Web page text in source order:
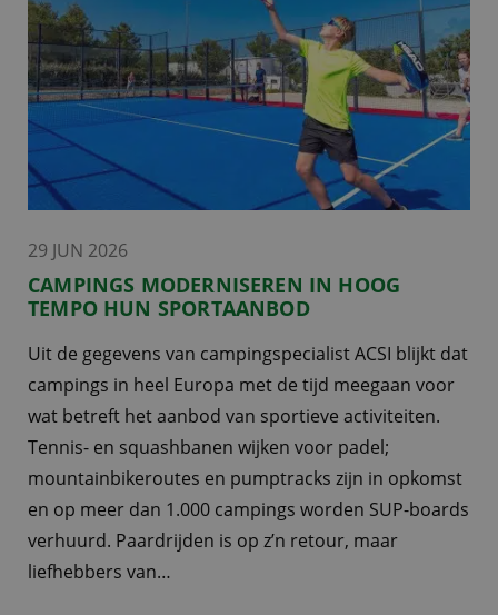
29 JUN 2026
CAMPINGS MODERNISEREN IN HOOG
TEMPO HUN SPORTAANBOD
Uit de gegevens van campingspecialist ACSI blijkt dat
campings in heel Europa met de tijd meegaan voor
wat betreft het aanbod van sportieve activiteiten.
Tennis- en squashbanen wijken voor padel;
mountainbikeroutes en pumptracks zijn in opkomst
en op meer dan 1.000 campings worden SUP-boards
verhuurd. Paardrijden is op z’n retour, maar
liefhebbers van…